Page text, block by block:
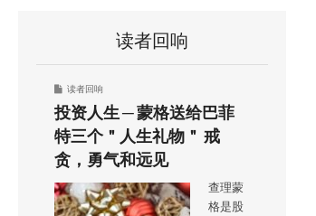
读者回响
读者回响
投资人生 ─ 蒙格送给巴菲
特三个＂人生礼物＂ 戒
贪，勇气和远见
查理蒙
格是股